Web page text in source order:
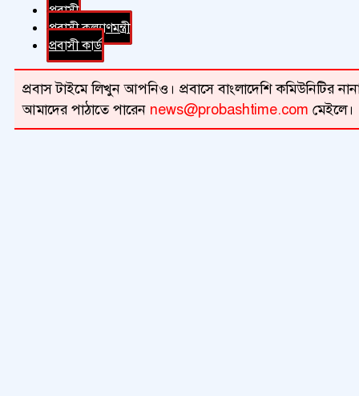
প্রবাসী
প্রবাসী কল্যাণমন্ত্রী
প্রবাসী কার্ড
প্রবাস টাইমে লিখুন আপনিও। প্রবাসে বাংলাদেশি কমিউনিটির
আমাদের পাঠাতে পারেন news@probashtime.com মেইলে।